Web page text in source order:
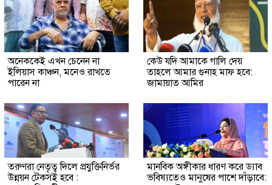
অনেককেই এখন চেনেন না
ইলিয়াস কাঞ্চন, মনেও রাখতে
পারেন না
কেউ যদি আমাকে গালি দেয়
তাহলে আমার গুনাহ মাফ হবে:
জামায়াত আমির
তরুণরা নেতৃত্ব দিলে প্রযুক্তিনির্ভর
উন্নয়ন টেকসই হবে :
মানবিক অঙ্গীকার ধারণ করে ড্যাব
ভবিষ্যতেও মানুষের পাশে দাঁড়াবে: